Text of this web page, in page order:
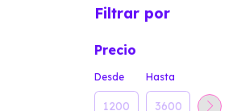
Filtrar por
Precio
Desde Hasta